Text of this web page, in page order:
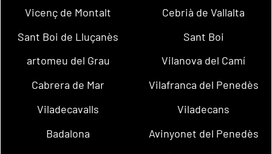
Vicenç de Montalt
Cebrià de Vallalta
Sant Boi de Lluçanès
Sant Boi
artomeu del Grau
Vilanova del Camí
Cabrera de Mar
Vilafranca del Penedès
Viladecavalls
Viladecans
Badalona
Avinyonet del Penedès